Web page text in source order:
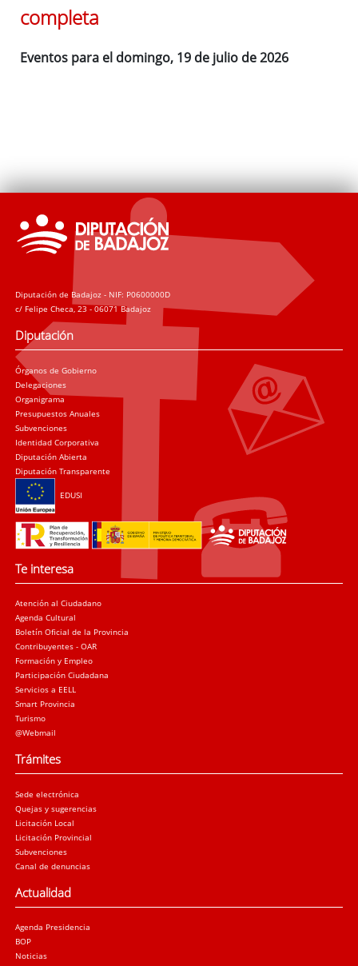
completa
Eventos para el domingo, 19 de julio de 2026
Diputación de Badajoz - NIF: P0600000D
c/ Felipe Checa, 23 - 06071 Badajoz
Diputación
Órganos de Gobierno
Delegaciones
Organigrama
Presupuestos Anuales
Subvenciones
Identidad Corporativa
Diputación Abierta
Diputación Transparente
EDUSI
Te interesa
Atención al Ciudadano
Agenda Cultural
Boletín Oficial de la Provincia
Contribuyentes - OAR
Formación y Empleo
Participación Ciudadana
Servicios a EELL
Smart Provincia
Turismo
@Webmail
Trámites
Sede electrónica
Quejas y sugerencias
Licitación Local
Licitación Provincial
Subvenciones
Canal de denuncias
Actualidad
Agenda Presidencia
BOP
Noticias